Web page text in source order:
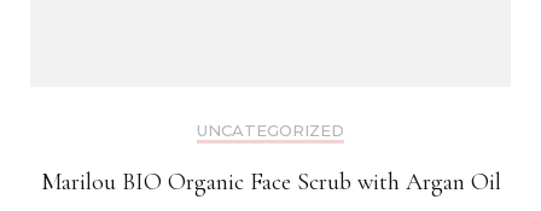
UNCATEGORIZED
Marilou BIO Organic Face Scrub with Argan Oil